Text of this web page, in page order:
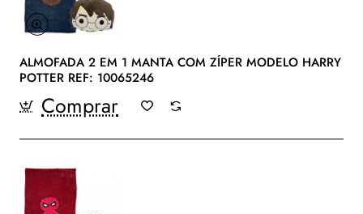
ALMOFADA 2 EM 1 MANTA COM ZÍPER MODELO HARRY
POTTER REF: 10065246
Comprar